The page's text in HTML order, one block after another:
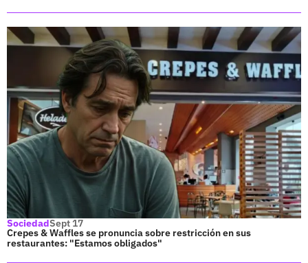
SociedadSept 17
Crepes & Waffles se pronuncia sobre restricción en sus
restaurantes: "Estamos obligados"